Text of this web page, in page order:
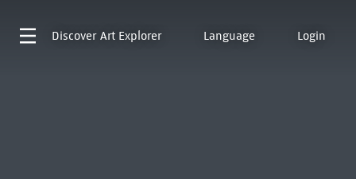
Discover Art Explorer Language Login